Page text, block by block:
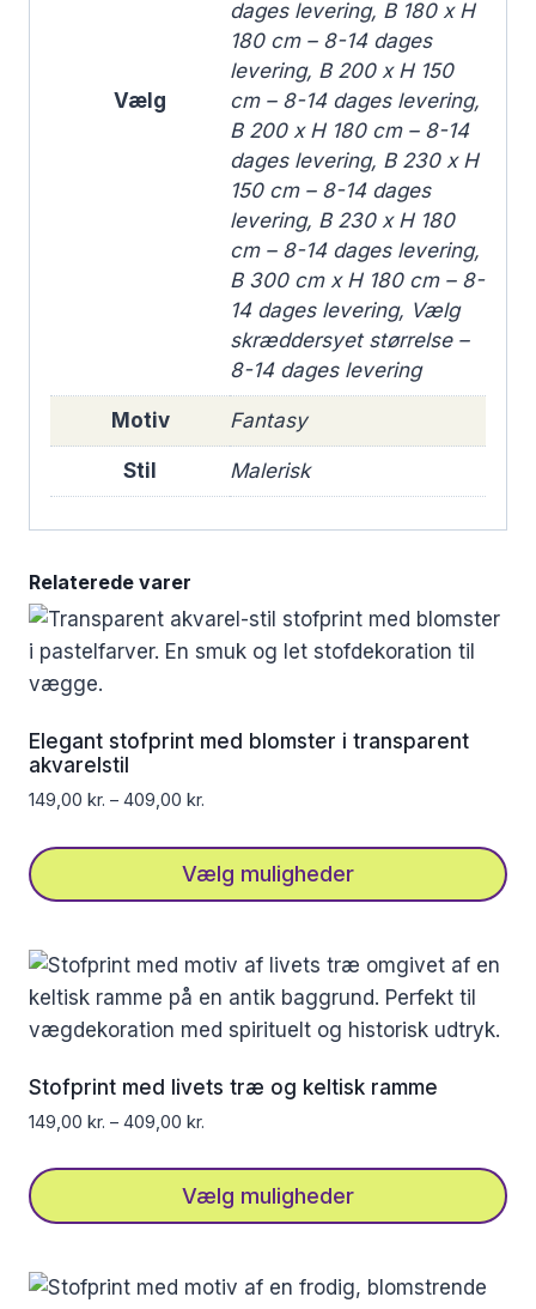
Vælg
dages levering, B 180 x H
180 cm – 8-14 dages
levering, B 200 x H 150
cm – 8-14 dages levering,
B 200 x H 180 cm – 8-14
dages levering, B 230 x H
150 cm – 8-14 dages
levering, B 230 x H 180
cm – 8-14 dages levering,
B 300 cm x H 180 cm – 8-
14 dages levering, Vælg
skræddersyet størrelse –
8-14 dages levering
Motiv Fantasy
Stil Malerisk
Relaterede varer
Elegant stofprint med blomster i transparent
akvarelstil
149,00 kr. – 409,00 kr.
Vælg muligheder
vare
har
flere
varianter.
Mulighederne
kan
på
varesiden
Stofprint med livets træ og keltisk ramme
149,00 kr. – 409,00 kr.
Vælg muligheder
vare
har